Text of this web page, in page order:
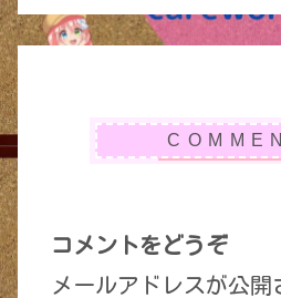
コメントをどうぞ
メールアドレスが公開